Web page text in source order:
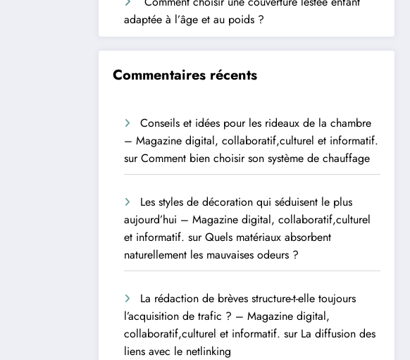
adaptée à l’âge et au poids ?
Commentaires récents
Conseils et idées pour les rideaux de la chambre
– Magazine digital, collaboratif,culturel et informatif.
surComment bien choisir son système de chauffage
Les styles de décoration qui séduisent le plus
aujourd’hui – Magazine digital, collaboratif,culturel
et informatif. surQuels matériaux absorbent
naturellement les mauvaises odeurs ?
La rédaction de brèves structure-t-elle toujours
l’acquisition de trafic ? – Magazine digital,
collaboratif,culturel et informatif. sur La diffusion des
liens avec le netlinking